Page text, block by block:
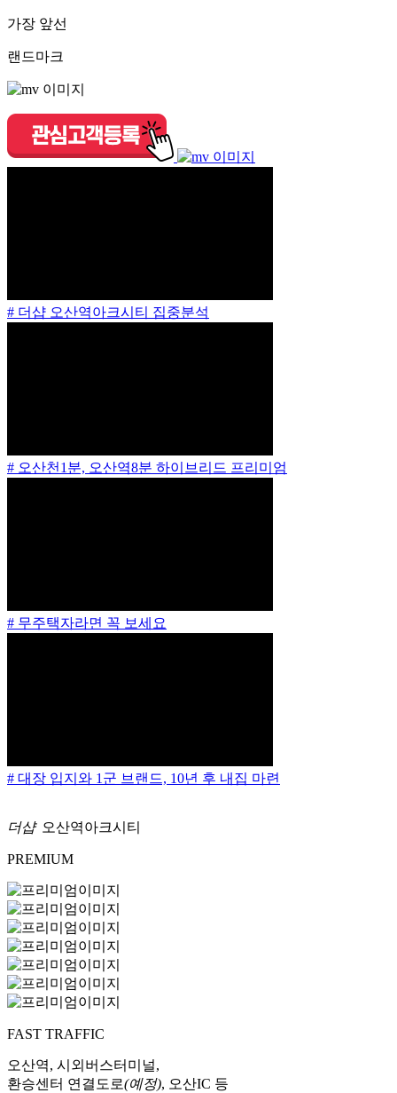
가장 앞선
랜드마크
# 더샵 오산역아크시티 집중분석
# 오산천1분, 오산역8분 하이브리드 프리미엄
# 무주택자라면 꼭 보세요
# 대장 입지와 1군 브랜드, 10년 후 내집 마련
더샵 오산역아크시티
PREMIUM
FAST TRAFFIC
오산역, 시외버스터미널,
환승센터 연결도로(예정), 오산IC 등